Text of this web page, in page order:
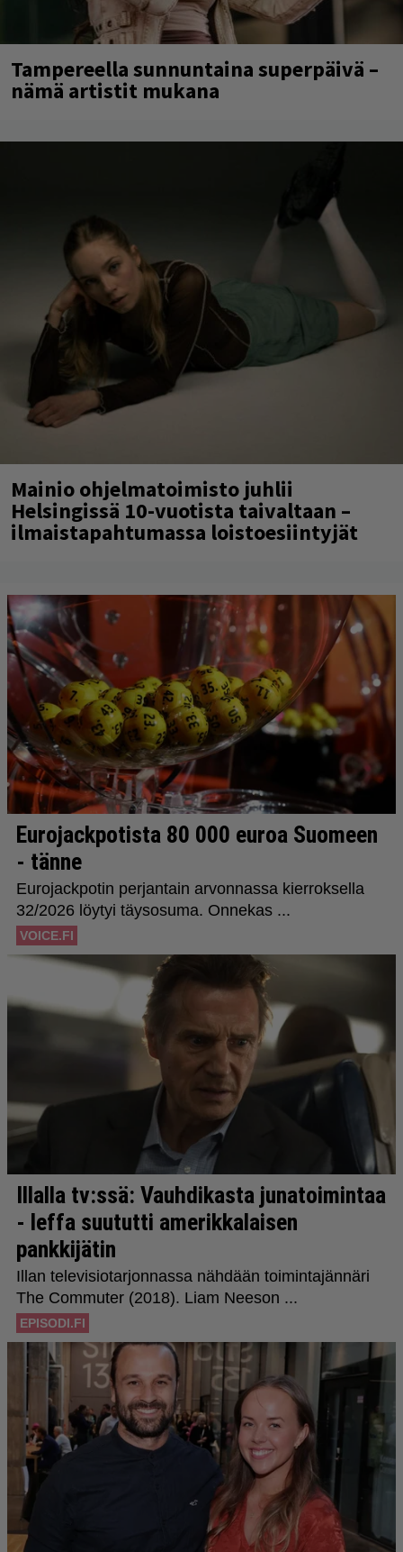
Tampereella sunnuntaina superpäivä –
nämä artistit mukana
Mainio ohjelmatoimisto juhlii
Helsingissä 10-vuotista taivaltaan –
ilmaistapahtumassa loistoesiintyjät